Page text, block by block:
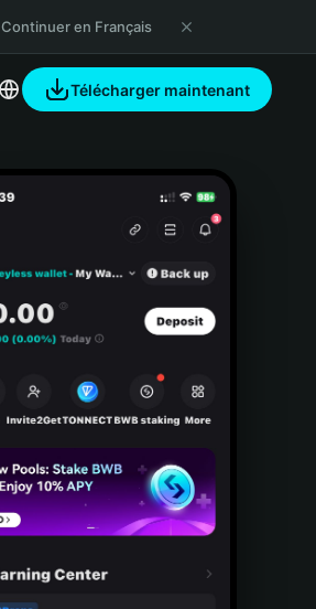
Continuer en Français
Télécharger maintenant